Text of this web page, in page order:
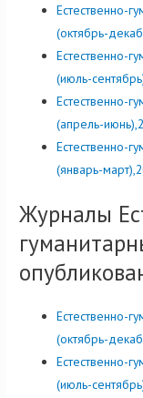
Естественно-
(октябрь-
Естественно-
(июль-
Естественно-
(апрель-
Естественно-
(январь-
Журналы
Естественно-
(октябрь-
Естественно-
(июль-